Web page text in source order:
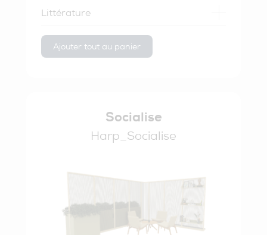
Littérature
Ajouter tout au panier
Socialise
Harp_Socialise